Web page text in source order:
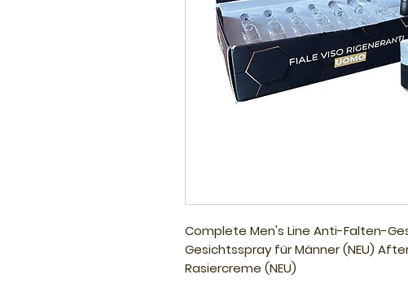
Complete Men's Line Anti-Falten-
Gesichtsspray für Männer (NEU)
Rasiercreme (NEU)